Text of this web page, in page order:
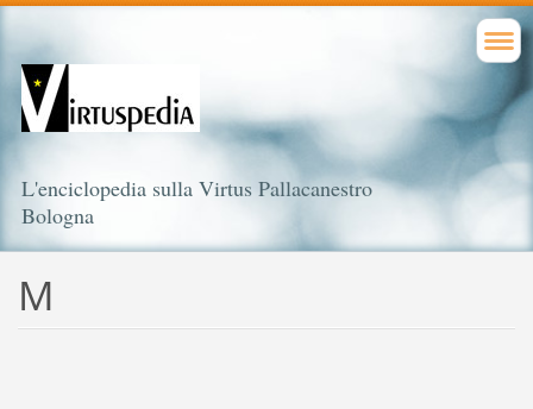
L'enciclopedia sulla Virtus Pallacanestro
Bologna
M